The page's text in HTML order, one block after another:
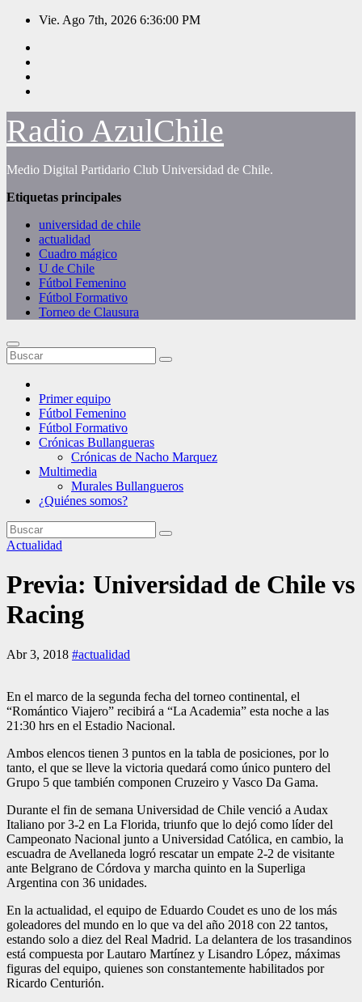
Saltar
contenido
Vie. Ago 7th, 2026 6:36:00 PM
Radio AzulChile
Medio Digital Partidario Club Universidad de Chile.
Etiquetas principales
universidad de chile
actualidad
Cuadro mágico
U de Chile
Fútbol Femenino
Fútbol Formativo
Torneo de Clausura
Primer equipo
Fútbol Femenino
Fútbol Formativo
Crónicas Bullangueras
Crónicas de Nacho Marquez
Multimedia
Murales Bullangueros
¿Quiénes somos?
Actualidad
Previa: Universidad de Chile vs
Racing
Abr 3, 2018 #actualidad
En el marco de la segunda fecha del torneo continental, el
“Romántico Viajero” recibirá a “La Academia” esta noche a las
21:30 hrs en el Estadio Nacional.
Ambos elencos tienen 3 puntos en la tabla de posiciones, por lo
tanto, el que se lleve la victoria quedará como único puntero del
Grupo 5 que también componen Cruzeiro y Vasco Da Gama.
Durante el fin de semana Universidad de Chile venció a Audax
Italiano por 3-2 en La Florida, triunfo que lo dejó como líder del
Campeonato Nacional junto a Universidad Católica, en cambio, la
escuadra de Avellaneda logró rescatar un empate 2-2 de visitante
ante Belgrano de Córdova y marcha quinto en la Superliga
Argentina con 36 unidades.
En la actualidad, el equipo de Eduardo Coudet es uno de los más
goleadores del mundo en lo que va del año 2018 con 22 tantos,
estando solo a diez del Real Madrid. La delantera de los trasandinos
está compuesta por Lautaro Martínez y Lisandro López, máximas
figuras del equipo, quienes son constantemente habilitados por
Ricardo Centurión.